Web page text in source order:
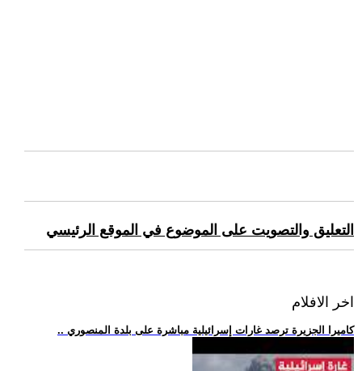
التعليق والتصويت على الموضوع في الموقع الرئيسي
اخر الافلام
.. كاميرا الجزيرة ترصد غارات إسرائيلية مباشرة على بلدة المنصوري